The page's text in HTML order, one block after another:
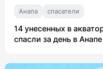
Анапа спасатели
14 унесенных в
спасли за день в Анапе